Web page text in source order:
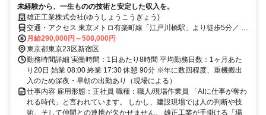
未経験から、一生ものの技術と安定した収入を。
雄正工業株式会社(ゆうしょうこうぎょう)
交通・アクセス 東京メトロ有楽町線「江戸川橋駅」より徒歩5分／ 東
京メトロ東西線「神楽坂駅」より徒歩10分
月給290,000円～508,000円
東京都東京23区新宿区
勤務時間詳細 実働時間：1日あたり8時間 平均勤務日数：1ヶ月あた
り20日 始業 08:00 終業 17:30 休憩 90分 ※年に数回程度、重機搬出
入のため深夜・早朝の出勤あり（現場による）
仕事内容 雇用形態：正社員 職種：職人/現場作業員 「AIに仕事が奪わ
れる時代」と言われています。 しかし、建設現場では人の判断や技
術、そして仲間との連携が欠かせません。 雄正工業が手掛ける「場